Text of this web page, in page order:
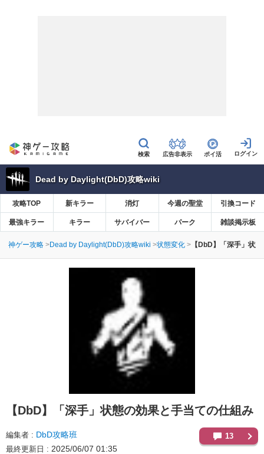
広告非表示 ポイ活
Dead by Daylight(DbD)攻略wiki
攻略TOP 新キラー 消灯 今週の聖堂 引換コード
最強キラー キラー サバイバー パーク 雑談掲示板
神ゲー攻略 Dead by Daylight(DbD)攻略wiki 状態変化 【DbD】「深手」状
【DbD】 「深手」状態の効果と手当ての仕組み
編集者 DbD攻略班
最終更新日 2025/06/07 01:35
13